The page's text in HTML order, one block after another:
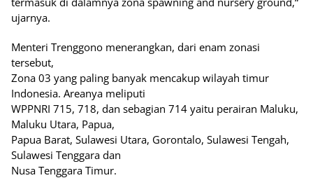
ujarnya.
Menteri Trenggono menerangkan, dari enam zonasi
tersebut,
Zona 03 yang paling banyak mencakup wilayah timur
Indonesia. Areanya meliputi
WPPNRI 715, 718, dan sebagian 714 yaitu perairan Maluku,
Maluku Utara, Papua,
Papua Barat, Sulawesi Utara, Gorontalo, Sulawesi Tengah,
Sulawesi Tenggara dan
Nusa Tenggara Timur.